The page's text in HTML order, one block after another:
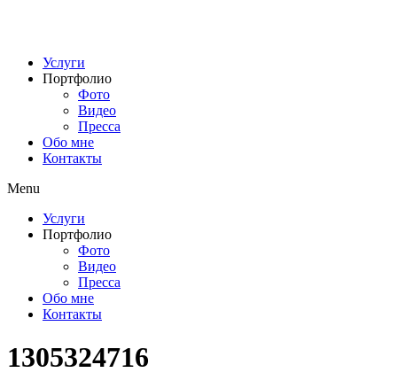
Услуги
Портфолио
Фото
Видео
Пресса
Обо мне
Контакты
Menu
Услуги
Портфолио
Фото
Видео
Пресса
Обо мне
Контакты
1305324716